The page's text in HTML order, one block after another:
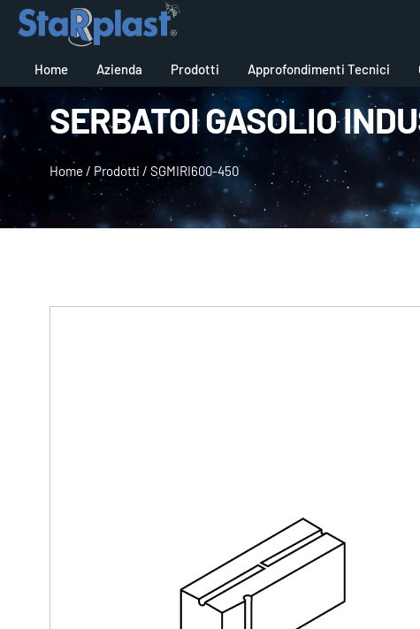
Home Azienda Prodotti Approfondimenti Tecnici
SERBATOI GASOLIO
Home / Prodotti / SGMIRI600-450